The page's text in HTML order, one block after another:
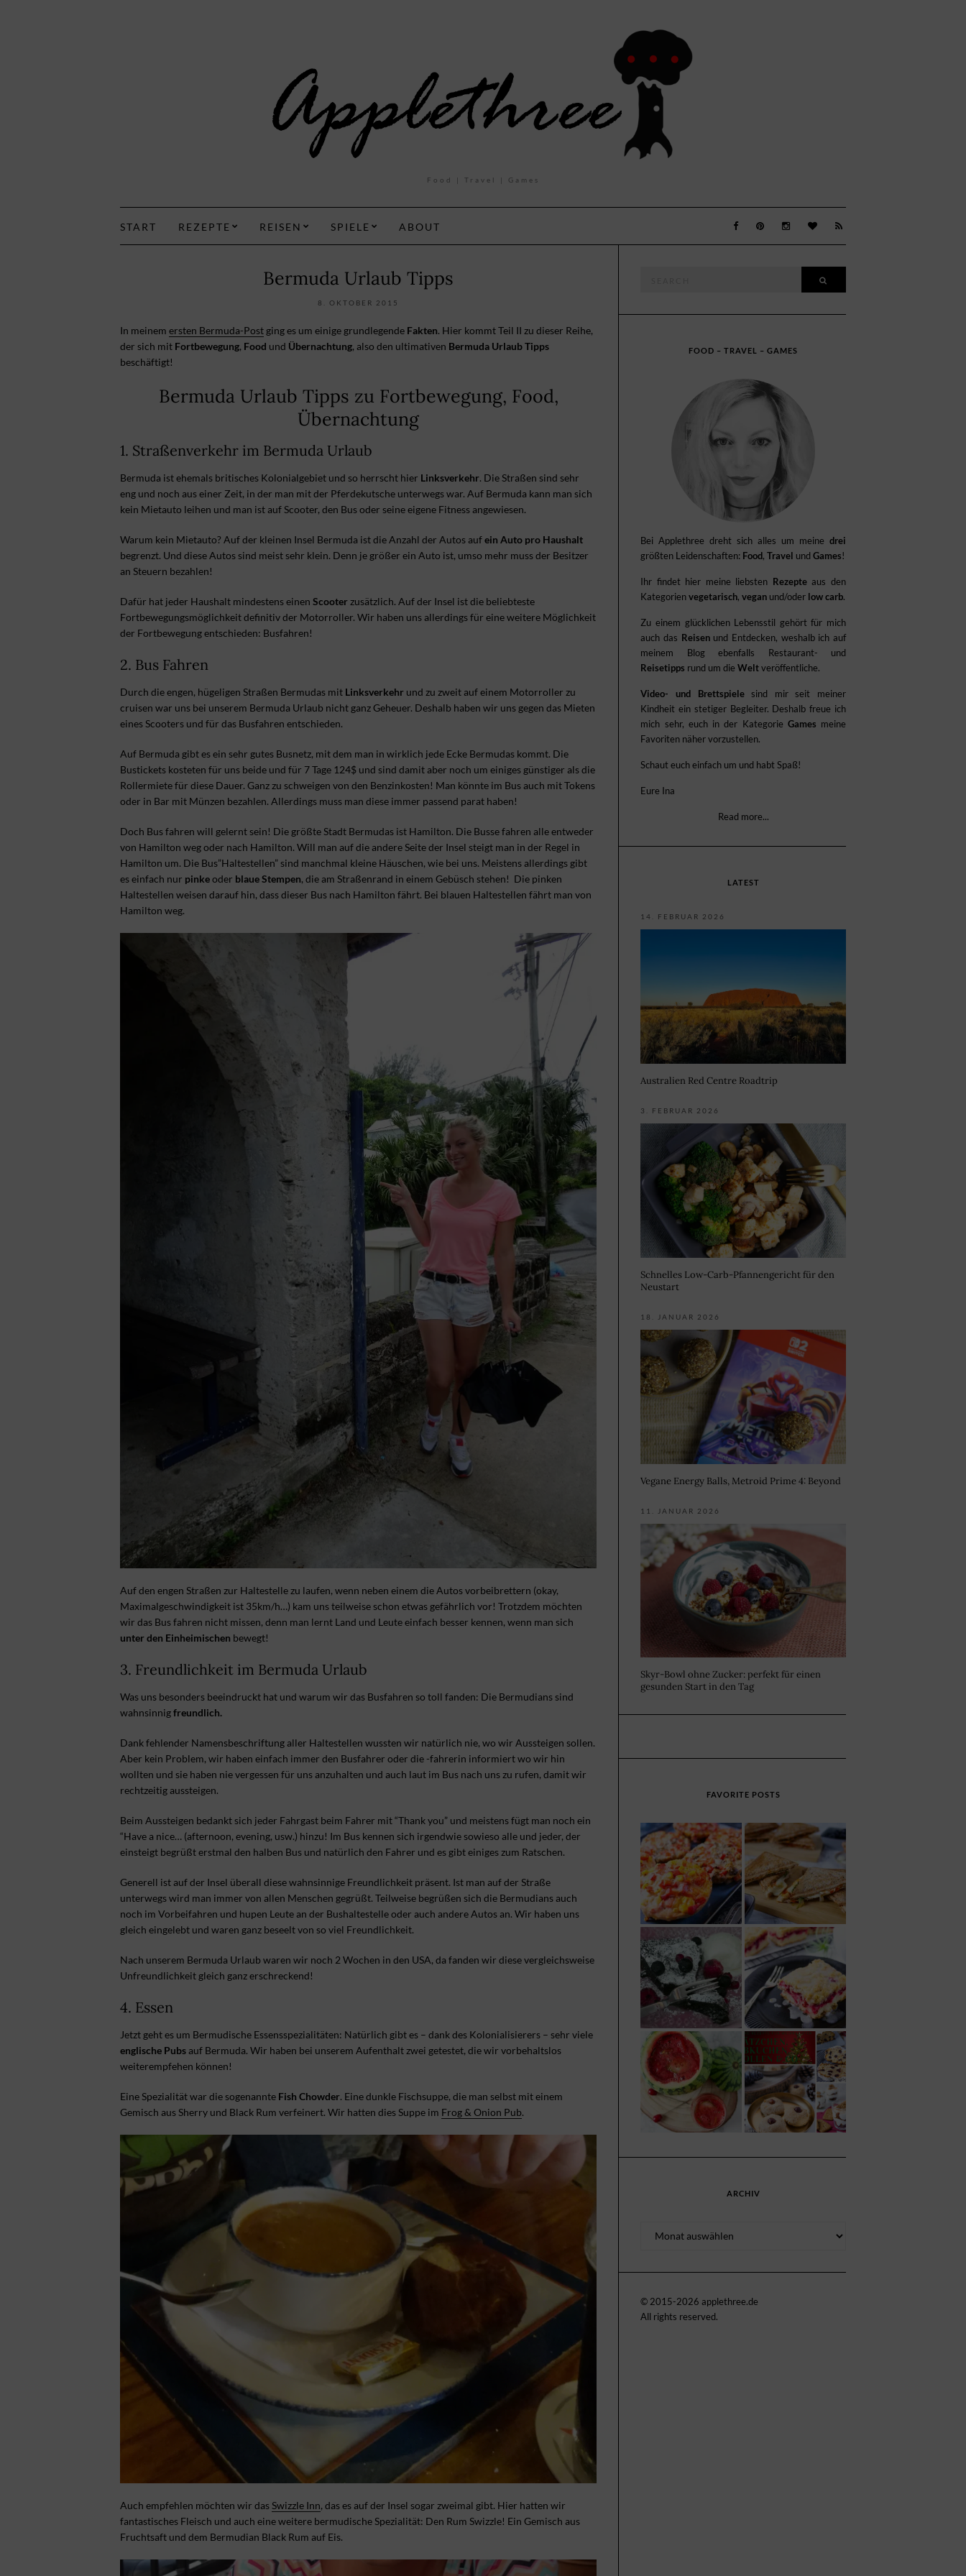
Food | Travel | Games
START REZEPTE REISEN SPIELE ABOUT
Bermuda Urlaub Tipps
8. OKTOBER 2015
In meinem ersten Bermuda-Post ging es um einige grundlegende Fakten. Hier kommt Teil II zu dieser Reihe,
der sich mit Fortbewegung, Food und Übernachtung, also den ultimativen Bermuda Urlaub Tipps
beschäftigt!
Bermuda Urlaub Tipps zu Fortbewegung, Food,
Übernachtung
1. Straßenverkehr im Bermuda Urlaub
Bermuda ist ehemals britisches Kolonialgebiet und so herrscht hier Linksverkehr. Die Straßen sind sehr
eng und noch aus einer Zeit, in der man mit der Pferdekutsche unterwegs war. Auf Bermuda kann man sich
kein Mietauto leihen und man ist auf Scooter, den Bus oder seine eigene Fitness angewiesen.
Warum kein Mietauto? Auf der kleinen Insel Bermuda ist die Anzahl der Autos aufein Auto pro Haushalt
begrenzt. Und diese Autos sind meist sehr klein. Denn je größer ein Auto ist, umso mehr muss der Besitzer
an Steuern bezahlen!
Dafür hat jeder Haushalt mindestens einen Scooter zusätzlich. Auf der Insel ist die beliebteste
Fortbewegungsmöglichkeit definitiv der Motorroller. Wir haben uns allerdings für eine weitere Möglichkeit
der Fortbewegung entschieden: Busfahren!
2. Bus Fahren
Durch die engen, hügeligen Straßen Bermudas mit Linksverkehr und zu zweit auf einem Motorroller zu
cruisen war uns bei unserem Bermuda Urlaub nicht ganz Geheuer. Deshalb haben wir uns gegen das Mieten
eines Scooters und für das Busfahren entschieden.
Auf Bermuda gibt es ein sehr gutes Busnetz, mit dem man in wirklich jede Ecke Bermudas kommt. Die
Bustickets kosteten für uns beide und für 7 Tage 124$ und sind damit aber noch um einiges günstiger als die
Rollermiete für diese Dauer. Ganz zu schweigen von den Benzinkosten! Man könnte im Bus auch mit Tokens
oder in Bar mit Münzen bezahlen. Allerdings muss man diese immer passend parat haben!
Doch Bus fahren will gelernt sein! Die größte Stadt Bermudas ist Hamilton. Die Busse fahren alle entweder
von Hamilton weg oder nach Hamilton. Will man auf die andere Seite der Insel steigt man in der Regel in
Hamilton um. Die Bus”Haltestellen” sind manchmal kleine Häuschen, wie bei uns. Meistens allerdings gibt
es einfach nur pinkeoder blaue Stempen, die am Straßenrand in einem Gebüsch stehen! Die pinken
Haltestellen weisen darauf hin, dass dieser Bus nach Hamilton fährt. Bei blauen Haltestellen fährt man von
Hamilton weg.
Auf den engen Straßen zur Haltestelle zu laufen, wenn neben einem die Autos vorbeibrettern (okay,
Maximalgeschwindigkeit ist 35km/h…) kam uns teilweise schon etwas gefährlich vor! Trotzdem möchten
wir das Bus fahren nicht missen, denn man lernt Land und Leute einfach besser kennen, wenn man sich
unter den Einheimischen bewegt!
3. Freundlichkeit im Bermuda Urlaub
Was uns besonders beeindruckt hat und warum wir das Busfahren so toll fanden: Die Bermudians sind
wahnsinnigfreundlich.
Dank fehlender Namensbeschriftung aller Haltestellen wussten wir natürlich nie, wo wir Aussteigen sollen.
Aber kein Problem, wir haben einfach immer den Busfahrer oder die -fahrerin informiert wo wir hin
wollten und sie haben nie vergessen für uns anzuhalten und auch laut im Bus nach uns zu rufen, damit wir
rechtzeitig aussteigen.
Beim Aussteigen bedankt sich jeder Fahrgast beim Fahrer mit “Thank you” und meistens fügt man noch ein
“Have a nice… (afternoon, evening, usw.) hinzu! Im Bus kennen sich irgendwie sowieso alle und jeder, der
einsteigt begrüßt erstmal den halben Bus und natürlich den Fahrer und es gibt einiges zum Ratschen.
Generell ist auf der Insel überall diese wahnsinnige Freundlichkeit präsent. Ist man auf der Straße
unterwegs wird man immer von allen Menschen gegrüßt. Teilweise begrüßen sich die Bermudians auch
noch im Vorbeifahren und hupen Leute an der Bushaltestelle oder auch andere Autos an. Wir haben uns
gleich eingelebt und waren ganz beseelt von so viel Freundlichkeit.
Nach unserem Bermuda Urlaub waren wir noch 2 Wochen in den USA, da fanden wir diese vergleichsweise
Unfreundlichkeit gleich ganz erschreckend!
4. Essen
Jetzt geht es um Bermudische Essensspezialitäten: Natürlich gibt es – dank des Kolonialisierers – sehr viele
englische Pubs auf Bermuda. Wir haben bei unserem Aufenthalt zwei getestet, die wir vorbehaltslos
weiterempfehen können!
Eine Spezialität war die sogenannte Fish Chowder. Eine dunkle Fischsuppe, die man selbst mit einem
Gemisch aus Sherry und Black Rum verfeinert. Wir hatten dies Suppe im Frog & Onion Pub.
Auch empfehlen möchten wir dasSwizzle Inn, das es auf der Insel sogar zweimal gibt. Hier hatten wir
fantastisches Fleisch und auch eine weitere bermudische Spezialität: Den Rum Swizzle! Ein Gemisch aus
Fruchtsaft und dem Bermudian Black Rum auf Eis.
FOOD – TRAVEL – GAMES
Bei Applethree dreht sich alles um meine drei
größten Leidenschaften: Food,Travel undGames!
Ihr findet hier meine liebsten Rezepteaus den
Kategorienvegetarisch,vegan und/oder low carb.
Zu einem glücklichen Lebensstil gehört für mich
auch das Reisenund Entdecken, weshalb ich auf
meinem Blog ebenfalls Restaurant- und
Reisetipps rund um dieWeltveröffentliche.
Video- und Brettspielesind mir seit meiner
Kindheit ein stetiger Begleiter. Deshalb freue ich
mich sehr, euch in der Kategorie Games meine
Favoriten näher vorzustellen.
Schaut euch einfach um und habt Spaß!
Eure Ina
Read more...
LATEST
14. FEBRUAR 2026
Australien Red Centre Roadtrip
3. FEBRUAR 2026
Schnelles Low-Carb-Pfannengericht für den
Neustart
18. JANUAR 2026
Vegane Energy Balls, Metroid Prime 4: Beyond
11. JANUAR 2026
Skyr-Bowl ohne Zucker: perfekt für einen
gesunden Start in den Tag
FAVORITE POSTS
ARCHIV
© 2015-2026 applethree.de
All rights reserved.